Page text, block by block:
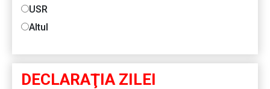
USR
Altul
DECLARAŢIA ZILEI